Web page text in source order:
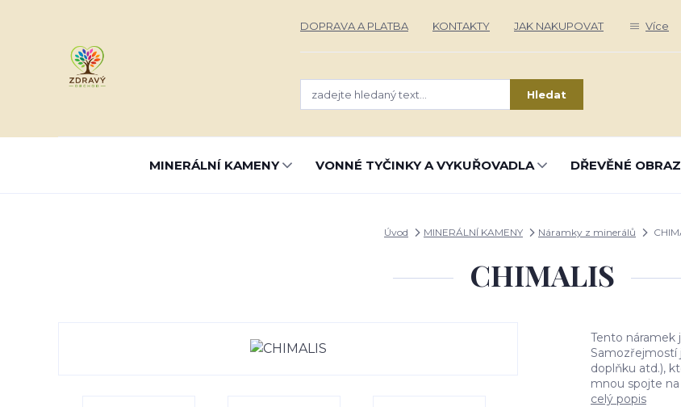
DOPRAVA A PLATBA KONTAKTY JAK NAKUPOVAT Více
Hledat
MINERÁLNÍ KAMENY VONNÉ TYČINKY A VYKUŘOVADLA DŘEVĚNÉ
Úvod MINERÁLNÍ KAMENY Náramky z minerálů
CHIMALIS
Tento náramek
Samozřejmostí
doplňku atd.),
mnou spojte
celý popis